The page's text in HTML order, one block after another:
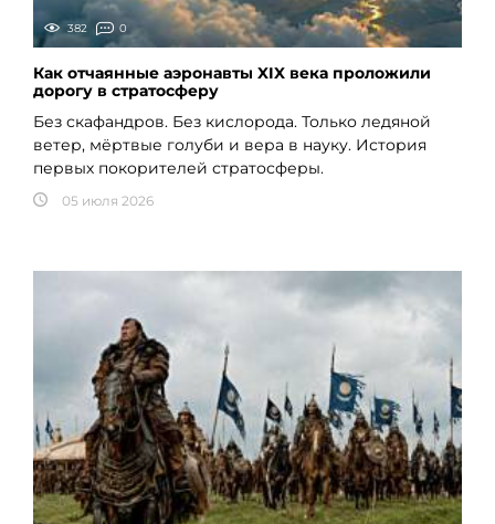
382 0
Как отчаянные аэронавты XIX века проложили
дорогу в стратосферу
Без скафандров. Без кислорода. Только ледяной
ветер, мёртвые голуби и вера в науку. История
первых покорителей стратосферы.
05 июля 2026